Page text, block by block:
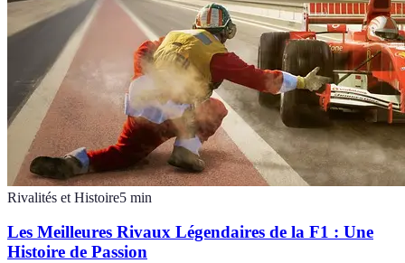
Rivalités et Histoire5 min
Les Meilleures Rivaux Légendaires de la F1 : Une
Histoire de Passion